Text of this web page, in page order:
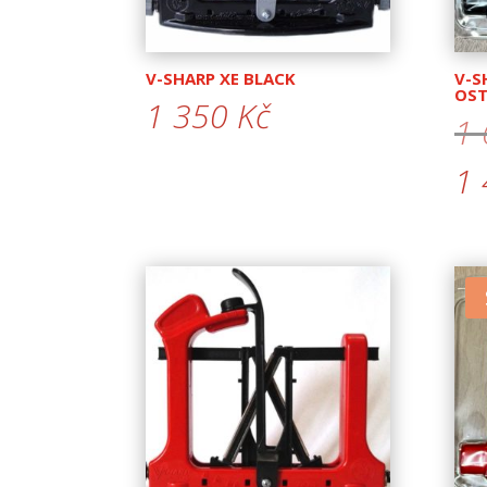
V-SHARP XE BLACK
1 350 Kč
V-
1
1